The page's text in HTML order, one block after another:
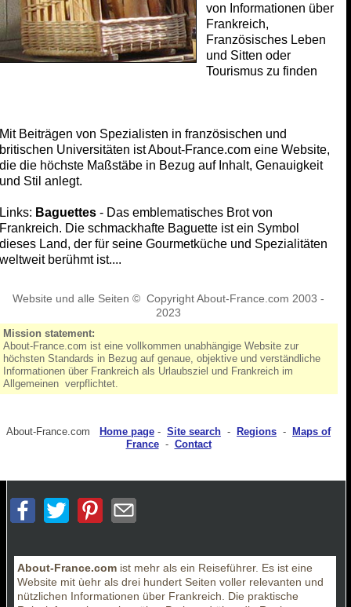
von Informationen über
Frankreich,
Französisches Leben
und Sitten oder
Tourismus zu finden
Mit Beiträgen von Spezialisten in französischen und
britischen Universitäten ist About-France.com eine Website,
die die höchste Maßstäbe in Bezug auf Inhalt, Genauigkeit
und Stil anlegt.
Links: Baguettes - Das emblematisches Brot von
Frankreich. Die schmackhafte Baguette ist ein Symbol
dieses Land, der für seine Gourmetküche und Spezialitäten
weltweit berühmt ist....
Website und alle Seiten © Copyright About-France.com 2003 -
2023
Mission statement:
About-France.com ist eine vollkommen unabhängige Website zur
höchsten Standards in Bezug auf genaue, objektive und verständliche
Informationen über Frankreich als Urlaubsziel und Frankreich im
Allgemeinen verpflichtet.
About-France.com Home page - Site search - Regions -
Maps of
France- Contact
About-France.com ist mehr als ein Reiseführer. Es ist eine
Website mit ùehr als drei hundert Seiten voller relevanten und
nützlichen Informationen über Frankreich. Die praktische